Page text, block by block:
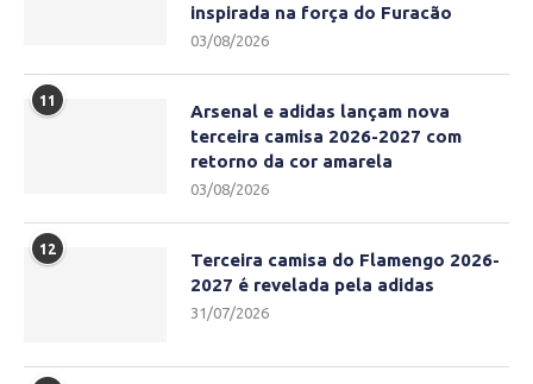
inspirada na força do Furacão
03/08/2026
11
Arsenal e adidas lançam nova
terceira camisa 2026-2027 com
retorno da cor amarela
03/08/2026
12
Terceira camisa do Flamengo 2026-
2027 é revelada pela adidas
31/07/2026